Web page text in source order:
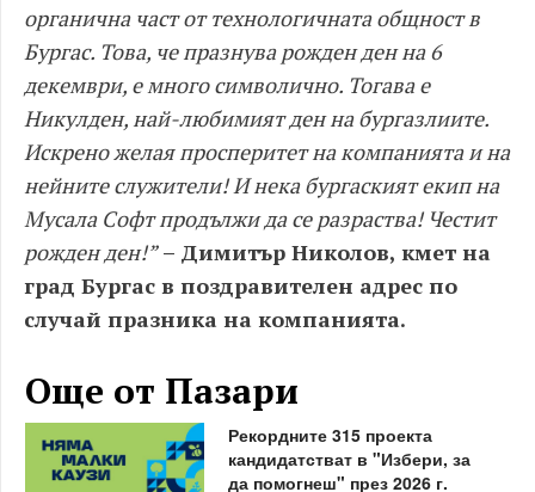
органична част от технологичната общност в
Бургас. Това, че празнува рожден ден на 6
декември, е много символично. Тогава е
Никулден, най-любимият ден на бургазлиите.
Искрено желая просперитет на компанията и на
нейните служители! И нека бургаският екип на
Мусала Софт продължи да се разраства! Честит
рожден ден!” – Димитър Николов, кмет на
град Бургас в поздравителен адрес по
случай празника на компанията.
Още от Пазари
Рекордните 315 проекта
кандидатстват в "Избери, за
да помогнеш" през 2026 г.